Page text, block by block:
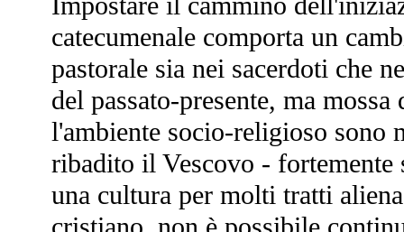
catecumenale comporta un
pastorale sia nei sacerdoti che
del passato-presente, ma
l'ambiente socio-religioso sono
ribadito il Vescovo - fortemente
una cultura per molti tratti